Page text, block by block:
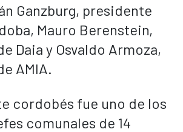
Ganzburg, presidente
Mauro Berenstein,
Daia y Osvaldo Armoza,
AMIA.
cordobés fue uno de los
comunales de 14